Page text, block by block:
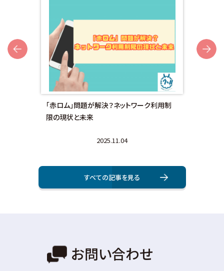
「赤ロム」問題が解決？ネットワーク利用制
限の現状と未来
2025.11.04
Next
すべての記事を⾒る
お問い合わせ